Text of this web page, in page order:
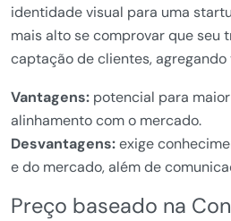
identidade visual para uma
mais alto se comprovar que seu
captação de clientes,
Vantagens: potencial para
alinhamento com o mercado.
Desvantagens:exige
e do mercado, além de
Preço baseado na